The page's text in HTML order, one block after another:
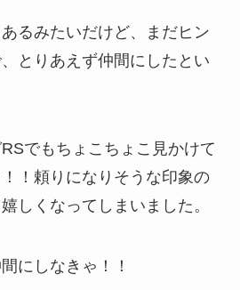
るみたいだけど、まだヒン
とりあえず仲間にしたとい
でもちょこちょこ見かけて
！頼りになりそうな印象の
しくなってしまいました。
にしなきゃ！！